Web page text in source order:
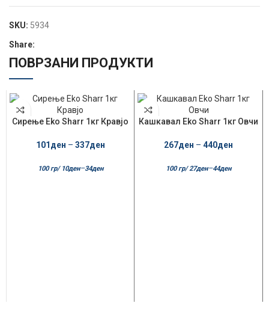
SKU: 5934
Share:
ПОВРЗАНИ ПРОДУКТИ
Сирење Eko Sharr 1кг Кравјо
101ден – 337ден
100 гр/ 10ден–34ден
Кашкавал Eko Sharr 1кг Овчи
267ден – 440ден
100 гр/ 27ден–44ден